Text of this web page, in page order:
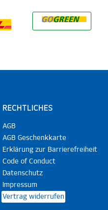
RECHTLICHES
AGB
AGB Geschenkkarte
Erklärung zur Barrierefreiheit
Code of Conduct
Datenschutz
Impressum
Vertrag widerrufen